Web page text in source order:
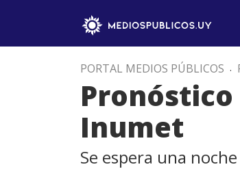
PORTAL MEDIOS PÚBLICOS .
Inumet
Se espera una